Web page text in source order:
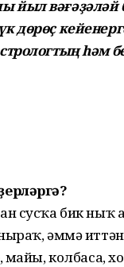
йыл вәғәҙәләй
дөрөҫ
һәм
сусҡа бик
әммә
майы,